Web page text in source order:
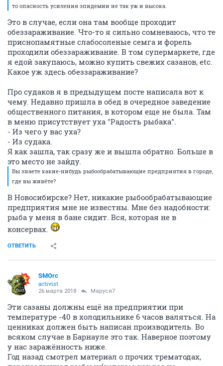
то опасность усиления эпидемии не так уж и высока.
Это в случае, если она там вообще проходит
обеззараживание. Что-то я сильно сомневаюсь, что те
приснопамятные слабосоленые семга и форель
проходили обеззараживание. В том супермаркете, где
я едой закупаюсь, можно купить свежих сазанов, etc.
Какое уж здесь обеззараживание?
Про судаков я в предыдущем посте написала вот к
чему. Недавно пришла в обед в очередное заведение
общественного питания, в котором еще не была. Там
в меню присутствует уха "Радость рыбака".
- Из чего у вас уха?
- Из судака.
Я как зашла, так сразу же и вышла обратно. Больше в
это место не зайду.
Вы знаете какие-нибудь рыбообрабатывающие предприятия в городе,
где вы живёте?
В Новосибирске? Нет, никакие рыбообрабатывающие
предприятия мне не известны. Мне без надобности:
рыба у меня в бане сидит. Вся, которая не в
консервах.
ОТВЕТИТЬ
SMOrc
activist
26 марта 2018 Маруся7
Эти сазаны должны ещё на предприятии при
температуре -40 в холодильнике 6 часов валяться. На
ценниках должен быть написан производитель. Во
всяком случае в Барнауле это так. Наверное поэтому
у нас заражённость ниже.
Год назад смотрел материал о прочих трематодах,